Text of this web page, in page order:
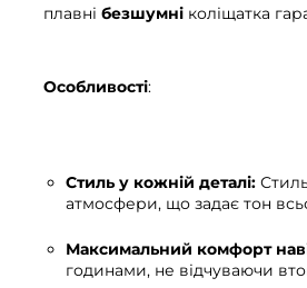
плавні безшумні коліщатка
Особливості:
Стиль у кожній деталі:
атмосфери, що задає тон
Максимальний комфорт
годинами, не відчуваючи